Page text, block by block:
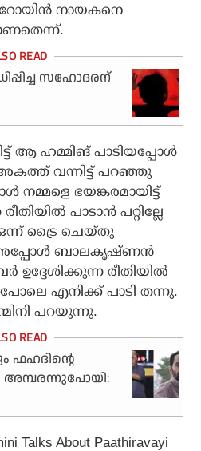
നായകനെ
സഹോദരന്
ആ ഹമ്മിങ് പാടിയപ്പോള്‍
വന്നിട്ട് പറഞ്ഞു
നമ്മളെ ഭയങ്കരമായിട്ട്
പാടാന്‍ പറ്റില്ലേ
ട്രൈ ചെയ്തു
അപ്പോള്‍ ബാലകൃഷ്ണന്‍
ഉദ്ദേശിക്കുന്ന രീതിയില്‍
എനിക്ക് പാടി തന്നു.
പറയുന്നു.
ഫഹദിന്റെ
അമ്പരന്നുപോയി:
Talks About Paathiravayi